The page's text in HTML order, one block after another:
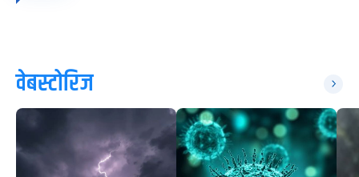
वेबस्टोरिज